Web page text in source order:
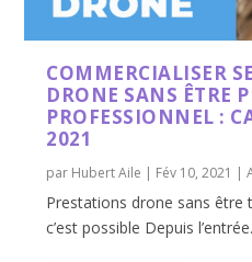
COMMERCIALISER
DRONE SANS ÊTRE
PROFESSIONNEL :
2021
par Hubert Aile | Fév 10, 2021 |
Prestations drone sans être
c’est possible Depuis